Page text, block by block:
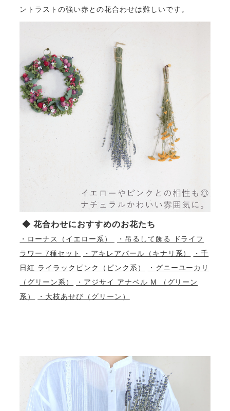
ントラストの強い赤との花合わせは難しいです。
◆ 花合わせにおすすめのお花たち
・ローナス（イエロー系）
・吊るして飾る ドライフ
ラワー 7種セット
・アキレアパール（キナリ系）
・千
日紅 ライラックピンク（ピンク系）
・グニーユーカリ
（グリーン系）
・アジサイ アナベル M （グリーン
系）
・大枝あせび（グリーン）